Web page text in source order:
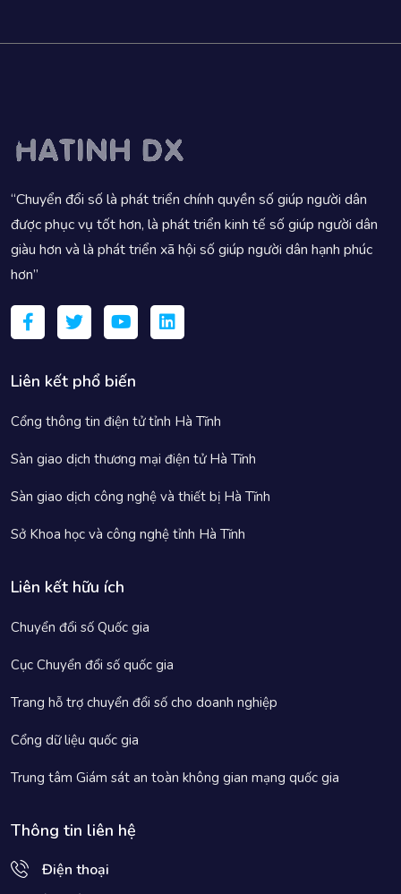
“Chuyển đổi số là phát triển chính quyền số giúp người dân
được phục vụ tốt hơn, là phát triển kinh tế số giúp người dân
giàu hơn và là phát triển xã hội số giúp người dân hạnh phúc
hơn”
Liên kết phổ biến
Cổng thông tin điện tử tỉnh Hà Tĩnh
Sàn giao dịch thương mại điện tử Hà Tĩnh
Sàn giao dịch công nghệ và thiết bị Hà Tĩnh
Sở Khoa học và công nghệ tỉnh Hà Tĩnh
Liên kết hữu ích
Chuyển đổi số Quốc gia
Cục Chuyển đổi số quốc gia
Trang hỗ trợ chuyển đổi số cho doanh nghiệp
Cổng dữ liệu quốc gia
Trung tâm Giám sát an toàn không gian mạng quốc gia
Thông tin liên hệ
Điện thoại